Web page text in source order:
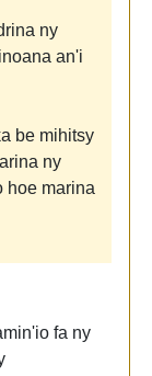
ny
an'i
be mihitsy
ny
hoe marina
fa ny